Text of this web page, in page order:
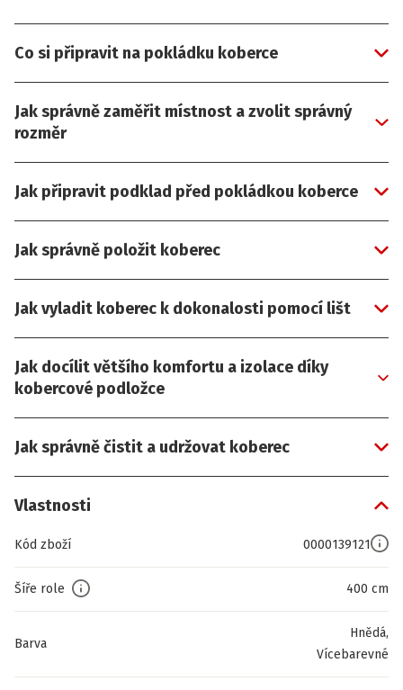
Co si připravit na pokládku koberce
Jak správně zaměřit místnost a zvolit správný
rozměr
Jak připravit podklad před pokládkou koberce
Jak správně položit koberec
Jak vyladit koberec k dokonalosti pomocí lišt
Jak docílit většího komfortu a izolace díky
kobercové podložce
Jak správně čistit a udržovat koberec
Vlastnosti
Kód zboží 0000139121
Šíře role 400 cm
Barva
Hnědá,
Vícebarevné